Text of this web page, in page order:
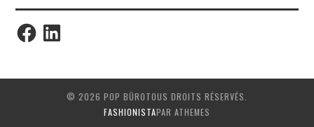
FacebookLinkedIn
© 2026 POP BÜROTOUS DROITS RÉSERVÉS.
FASHIONISTAPAR ATHEMES